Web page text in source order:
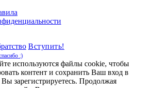
Вступить!
:)
используются файлы cookie, чтобы
контент и сохранить Ваш вход в
Вы зарегистрируетесь. Продолжая